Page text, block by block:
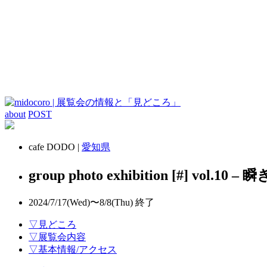
about POST
cafe DODO | 愛知県
group photo exhibition [#] vol.10 – 瞬
2024/7/17(Wed)〜8/8(Thu) 終了
▽見どころ
▽展覧会内容
▽基本情報/アクセス